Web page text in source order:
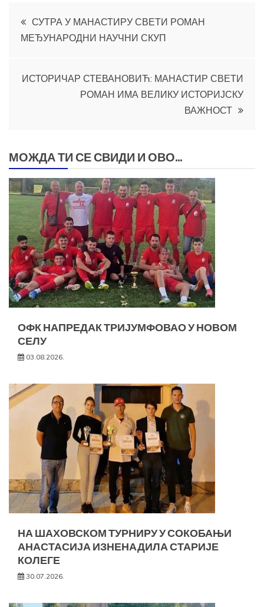
Кретање
чланка
СУТРА У МАНАСТИРУ СВЕТИ РОМАН
МЕЂУНАРОДНИ НАУЧНИ СКУП
ИСТОРИЧАР СТЕВАНОВИЋ: МАНАСТИР СВЕТИ
РОМАН ИМА ВЕЛИКУ ИСТОРИЈСКУ
ВАЖНОСТ
МОЖДА ТИ СЕ СВИДИ И ОВО...
ОФК НАПРЕДАК ТРИЈУМФОВАО У НОВОМ
СЕЛУ
03.08.2026.
НА ШАХОВСКОМ ТУРНИРУ У СОКОБАЊИ
АНАСТАСИЈА ИЗНЕНАДИЛА СТАРИЈЕ
КОЛЕГЕ
30.07.2026.